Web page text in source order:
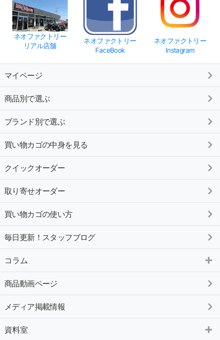
ネオファクトリー
リアル店舗
ネオファクトリー
FaceBook
ネオファクトリー
Instagram
マイページ
商品別で選ぶ
ブランド別で選ぶ
買い物カゴの中身を見る
クイックオーダー
取り寄せオーダー
買い物カゴの使い方
毎日更新！スタッフブログ
コラム
商品動画ページ
メディア掲載情報
資料室